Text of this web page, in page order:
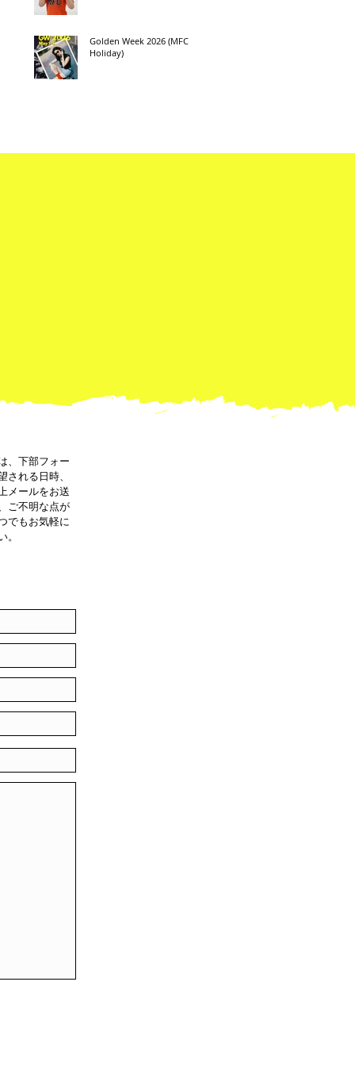
Golden Week 2026 (MFC
Holiday)
、下部フォー
れる日時、
メールをお送
ご不明な点が
でもお気軽に